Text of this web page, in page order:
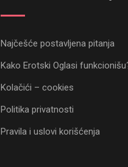
Najčešće postavljena pitanja
Kako Erotski Oglasi
Kolačići – cookies
Politika privatnosti
Pravila i uslovi korišćenja